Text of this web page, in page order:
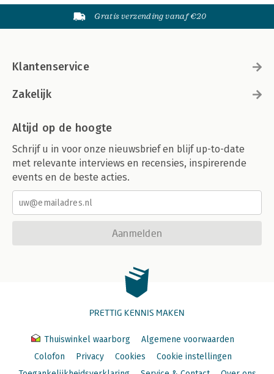
Gratis verzending vanaf €20
Klantenservice
Zakelijk
Altijd op de hoogte
Schrijf u in voor onze nieuwsbrief en blijf up-to-date
met relevante interviews en recensies, inspirerende
events en de beste acties.
Aanmelden
PRETTIG KENNIS MAKEN
Thuiswinkel waarborg
Algemene voorwaarden
Colofon
Privacy Cookies
Cookie instellingen